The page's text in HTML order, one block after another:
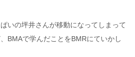
いの坪井さんが移動になってしまって
BMAで学んだことをBMRにていかし